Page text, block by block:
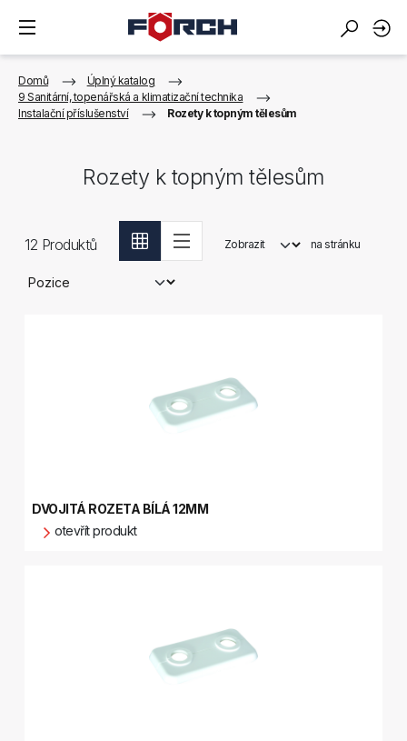
Domů
Úplný katalog
9 Sanitární, topenářská a klimatizační technika
Instalační příslušenství
Rozety k topným tělesům
Rozety k topným tělesům
12 Produktů Zobrazit na stránku
DVOJITÁ ROZETA BÍLÁ 12MM
otevřít produkt